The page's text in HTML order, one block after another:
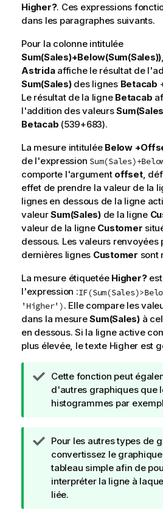
Higher?. Ces expressions
dans les paragraphes suivants.
Pour la colonne intitulée
Sum(Sales)+Below(Sum(Sales))
Astridaaffiche le résultat de
Sum(Sales)des lignes Betacab
Le résultat de la ligne Betacab
l'addition des valeurs
Betacab (539+683).
La mesure intitulée Below
de l'expression
comporte l'argument offset,
effet de prendre la valeur de la
lignes en dessous de la ligne
valeurSum(Sales)de la ligne
valeur de la ligne Customer
dessous. Les valeurs renvoyées
dernières lignes Customer sont
La mesure étiquetée Higher?est
l'expression :
'Higher'). Elle compare les
dans la mesureSum(Sales)à
en dessous. Si la ligne active
plus élevée, le texte Higher est
N
o
t
o
n
s
e
i
Cette fonction peut
d'autres graphiques que
histogrammes par
N
o
t
e
C
Pour les autres types de
convertissez le
tableau simple afin de
interpréter la ligne à
liée.